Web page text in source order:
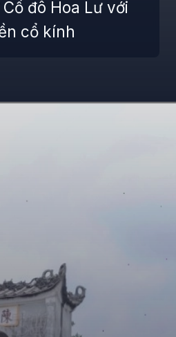
đô Hoa Lư với
cổ kính